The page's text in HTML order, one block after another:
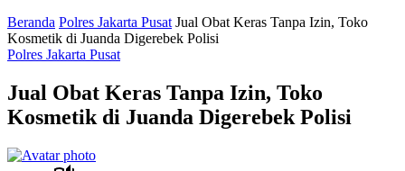
Beranda Polres Jakarta Pusat Jual Obat Keras Tanpa Izin, Toko
Kosmetik di Juanda Digerebek Polisi
Polres Jakarta Pusat
Jual Obat Keras Tanpa Izin, Toko
Kosmetik di Juanda Digerebek Polisi